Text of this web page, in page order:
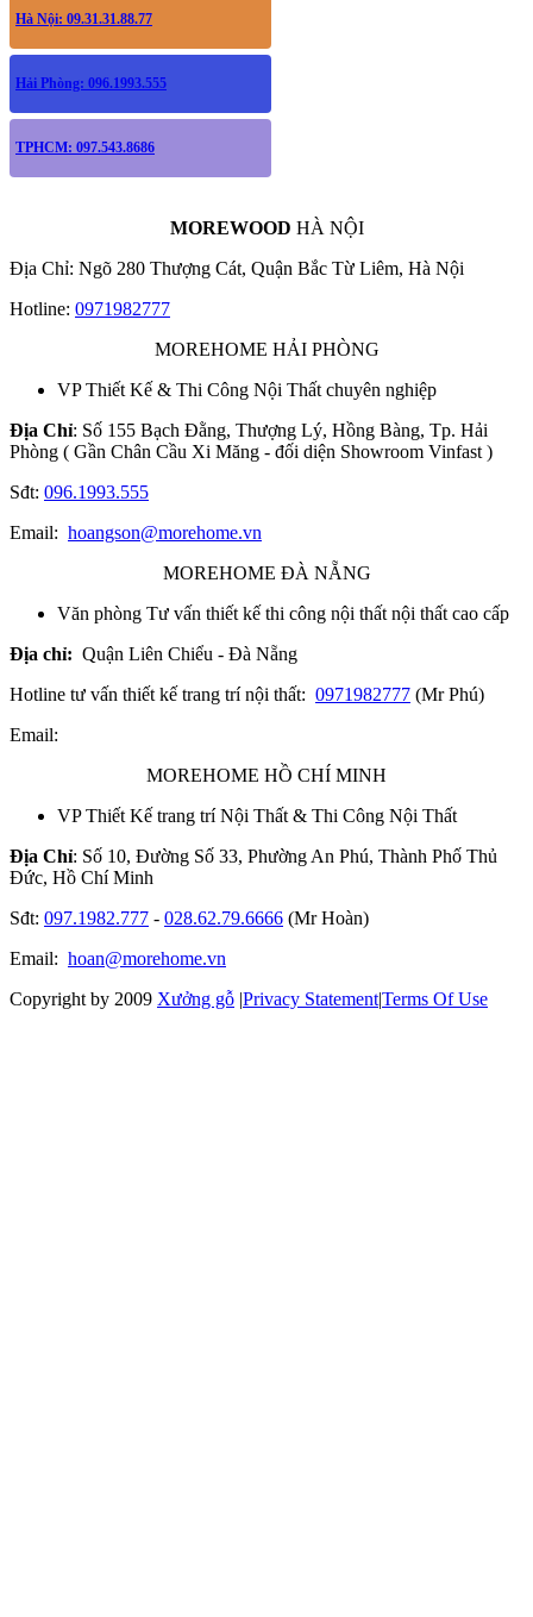
Hà Nội: 09.31.31.88.77
Hải Phòng: 096.1993.555
TPHCM: 097.543.8686
MOREWOOD HÀ NỘI
Địa Chỉ: Ngõ 280 Thượng Cát, Quận Bắc Từ Liêm, Hà Nội
Hotline: 0971982777
MOREHOME HẢI PHÒNG
VP Thiết Kế & Thi Công Nội Thất chuyên nghiệp
Địa Chỉ: Số 155 Bạch Đằng, Thượng Lý, Hồng Bàng, Tp. Hải
Phòng ( Gần Chân Cầu Xi Măng - đối diện Showroom Vinfast )
Sđt: 096.1993.555
Email: hoangson@morehome.vn
MOREHOME ĐÀ NẴNG
Văn phòng Tư vấn thiết kế thi công nội thất nội thất cao cấp
Địa chỉ: Quận Liên Chiểu - Đà Nẵng
Hotline tư vấn thiết kế trang trí nội thất: 0971982777 (Mr Phú)
Email:
MOREHOME HỒ CHÍ MINH
VP Thiết Kế trang trí Nội Thất & Thi Công Nội Thất
Địa Chỉ: Số 10, Đường Số 33, Phường An Phú, Thành Phố Thủ
Đức, Hồ Chí Minh
Sđt: 097.1982.777 - 028.62.79.6666 (Mr Hoàn)
Email: hoan@morehome.vn
Copyright by 2009 Xưởng gỗ |Privacy Statement|Terms Of Use